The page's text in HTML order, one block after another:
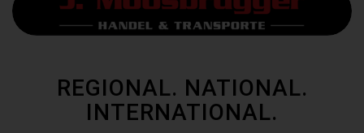
REGIONAL. NATIONAL.
INTERNATIONAL.